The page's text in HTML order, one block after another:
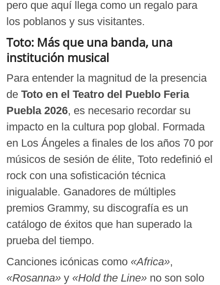
pero que aquí llega como un regalo para
los poblanos y sus visitantes.
Toto: Más que una banda, una
institución musical
Para entender la magnitud de la presencia
deToto en el Teatro del Pueblo Feria
Puebla 2026, es necesario recordar su
impacto en la cultura pop global. Formada
en Los Ángeles a finales de los años 70 por
músicos de sesión de élite, Toto redefinió el
rock con una sofisticación técnica
inigualable. Ganadores de múltiples
premios Grammy, su discografía es un
catálogo de éxitos que han superado la
prueba del tiempo.
Canciones icónicas como «Africa»,
«Rosanna» y «Hold the Line» no son solo